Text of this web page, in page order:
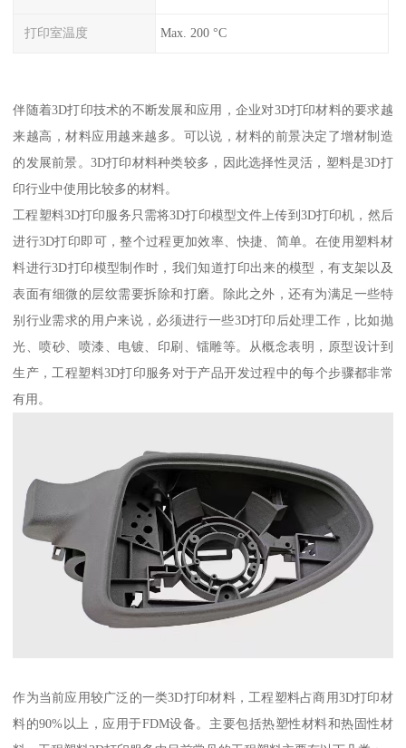
打印室温度 Max. 200 °C
伴随着3D打印技术的不断发展和应用，企业对3D打印材料的要求越
来越高，材料应用越来越多。可以说，材料的前景决定了增材制造
的发展前景。3D打印材料种类较多，因此选择性灵活，塑料是3D打
印行业中使用比较多的材料。
工程塑料3D打印服务只需将3D打印模型文件上传到3D打印机，然后
进行3D打印即可，整个过程更加效率、快捷、简单。在使用塑料材
料进行3D打印模型制作时，我们知道打印出来的模型，有支架以及
表面有细微的层纹需要拆除和打磨。除此之外，还有为满足一些特
别行业需求的用户来说，必须进行一些3D打印后处理工作，比如抛
光、喷砂、喷漆、电镀、印刷、镭雕等。从概念表明，原型设计到
生产，工程塑料3D打印服务对于产品开发过程中的每个步骤都非常
有用。
作为当前应用较广泛的一类3D打印材料，工程塑料占商用3D打印材
料的90%以上，应用于FDM设备。主要包括热塑性材料和热固性材